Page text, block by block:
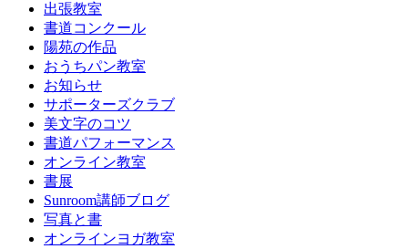
出張教室
書道コンクール
陽苑の作品
おうちパン教室
お知らせ
サポーターズクラブ
美文字のコツ
書道パフォーマンス
オンライン教室
書展
Sunroom講師ブログ
写真と書
オンラインヨガ教室